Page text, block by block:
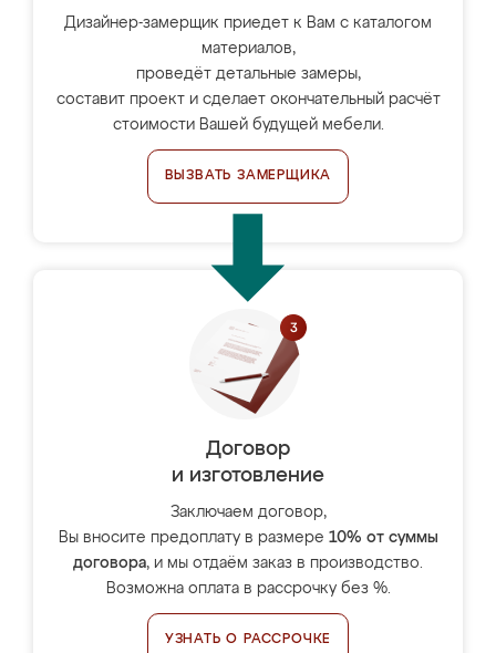
Дизайнер-замерщик приедет к Вам с каталогом
материалов,
проведёт детальные замеры,
составит проект и сделает окончательный расчёт
стоимости Вашей будущей мебели.
ВЫЗВАТЬ ЗАМЕРЩИКА
Договор
и изготовление
Заключаем договор,
Вы вносите предоплату в размере 10% от суммы
договора, и мы отдаём заказ в производство.
Возможна оплата в рассрочку без %.
УЗНАТЬ О РАССРОЧКЕ